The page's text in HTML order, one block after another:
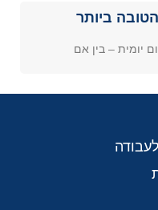
ביותר
יומית – בין אם